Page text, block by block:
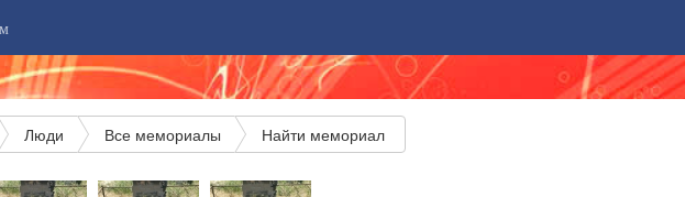
Люди Все мемориалы Найти мемориал